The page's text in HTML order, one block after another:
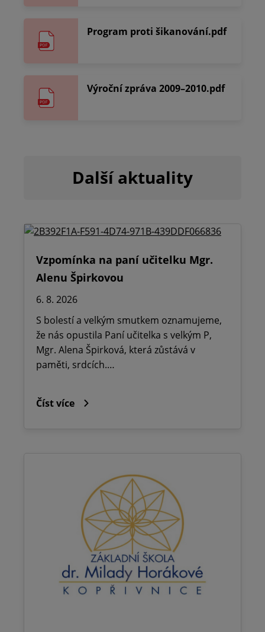
Program proti šikanování.pdf
Výroční zpráva 2009–2010.pdf
Další aktuality
Vzpomínka na paní učitelku Mgr.
Alenu Špirkovou
6. 8. 2026
S bolestí a velkým smutkem oznamujeme,
že nás opustila Paní učitelka s velkým P,
Mgr. Alena Špirková, která zůstává v
paměti, srdcích.…
Číst více